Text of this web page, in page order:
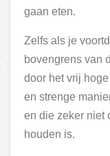
gaan eten.
Zelfs als je
bovengrens van
door het vrij
en strenge
en die zeker niet
houden is.